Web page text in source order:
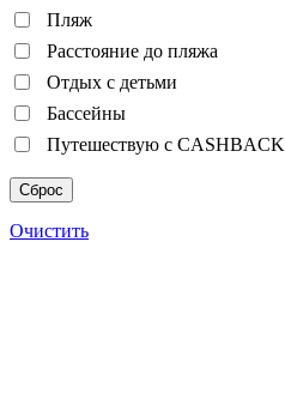
Пляж
Расстояние до пляжа
Отдых с детьми
Бассейны
Путешествую с CASHBACK
Сброс
Очистить